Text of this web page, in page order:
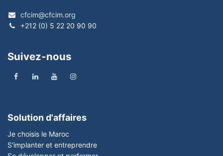
cfcim@cfcim.org
+212 (0) 5 22 20 90 90
Suivez-nous
Solution d'affaires
Je choisis le Maroc
S'implanter et entreprendre